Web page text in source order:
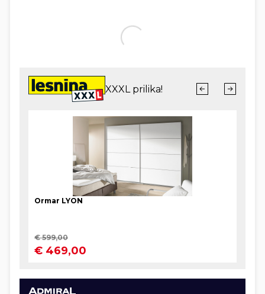
Zagrebu, a danas kao 36-godišnjakinja ponosna je
na višegodišnju karijeru autorice dizajna “tihog
izraza i odgovornosti prema okolišu. Poznata je po
inovativnom pristupu uporabi materijala, često
koristeći deadstock tkanine, a bitne su joj i modne
kampanje, vizualno specifični materijali koji
nastavljaju njezinu viziju idealne modne priče.
Unatoč pritisku tržišta i brzoj modi koja nas
okružuje, ona se drži svojih uvjerenja i usredotočuje
se na održivi pristup, vjerujući da moda mora biti